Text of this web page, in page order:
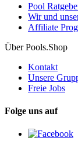
Pool
Wir und
Affiliate
Über Pools.Shop
Kontakt
Unsere
Freie Jobs
Folge uns auf